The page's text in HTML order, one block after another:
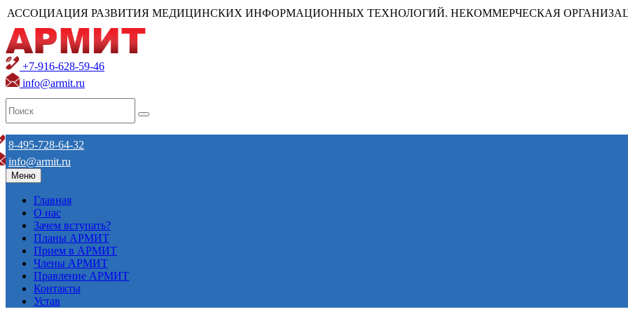
АССОЦИАЦИЯ РАЗВИТИЯ МЕДИЦИНСКИХ ИНФОРМАЦИОННЫХ ТЕХНОЛОГИЙ. НЕКОММЕРЧЕСКАЯ
+7-916-628-59-46
info@armit.ru
8-495-728-64-32
info@armit.ru
Меню
Главная
О нас
Зачем вступать?
Планы АРМИТ
Прием в АРМИТ
Члены АРМИТ
Правление АРМИТ
Контакты
Устав